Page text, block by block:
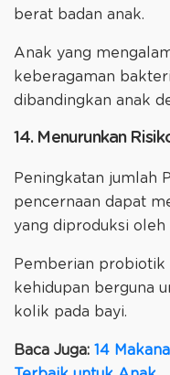
berat badan anak.
Anak yang
keberagaman
dibandingkan anak
14. Menurunkan
Peningkatan jumlah
pencernaan dapat
yang diproduksi oleh
Pemberian probiotik
kehidupan berguna
kolik pada bayi.
Baca Juga: 14